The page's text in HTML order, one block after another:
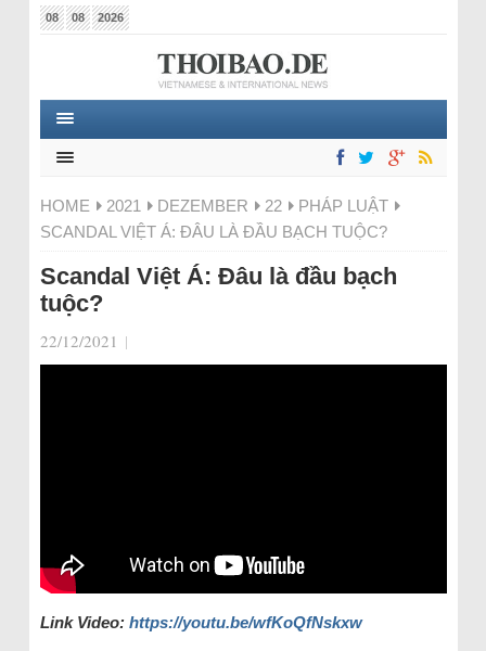
08 08 2026
HOME 2021 DEZEMBER 22
PHÁP LUẬT
SCANDAL VIỆT Á: ĐÂU LÀ ĐẦU BẠCH TUỘC?
Scandal Việt Á: Đâu là đầu bạch
tuộc?
22/12/2021 |
Link Video: https://youtu.be/wfKoQfNskxw